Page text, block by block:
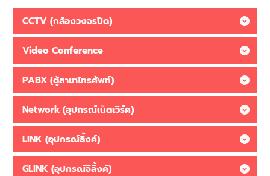
CCTV (กล้องวงจรปิด)
Video Conference
PABX (ตู้สาขาโทรศัพท์)
Network (อุปกรณ์เน็ตเวิร์ค)
LINK (อุปกรณ์ลิ้งค์)
GLINK (อุปกรณ์จีลิ้งค์)